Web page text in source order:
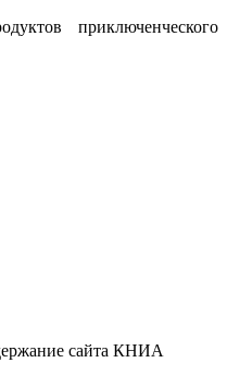
приключенческого
сайта КНИА